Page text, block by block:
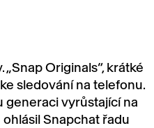
„Snap Originals“, krátké
sledování na telefonu.
generaci vyrůstající na
Snapchat řadu